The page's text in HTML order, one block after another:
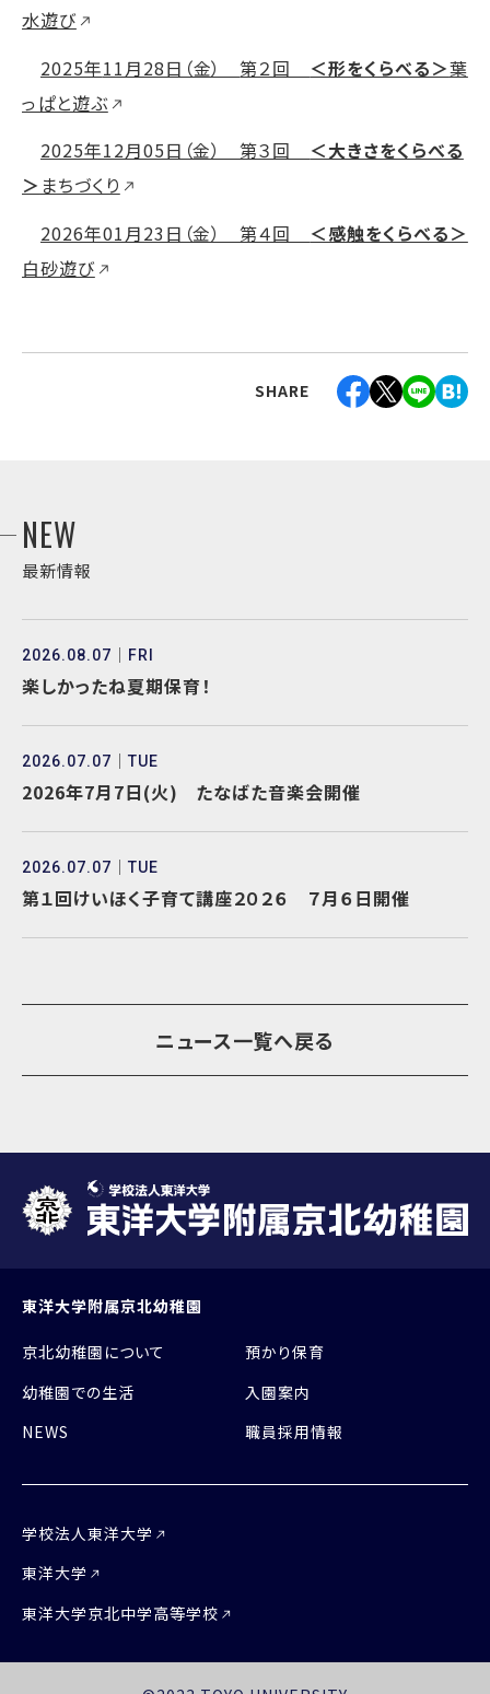
水遊び
2025年11月28日（金）第２回 ＜形をくらべる＞葉
っぱと遊ぶ
2025年12月05日（金） 第３回 ＜大きさをくらべる
＞ まちづくり
2026年01月23日（金） 第４回 ＜感触をくらべる＞
白砂遊び
SHARE
NEW
最新情報
2026.08.07 FRI
楽しかったね夏期保育！
2026.07.07 TUE
2026年7月7日(火) たなばた音楽会開催
2026.07.07 TUE
第１回けいほく子育て講座２０２６ ７月６日開催
ニュース一覧へ戻る
東洋大学附属京北幼稚園
京北幼稚園について
預かり保育
幼稚園での生活
入園案内
NEWS
職員採用情報
学校法人東洋大学
東洋大学
東洋大学京北中学高等学校